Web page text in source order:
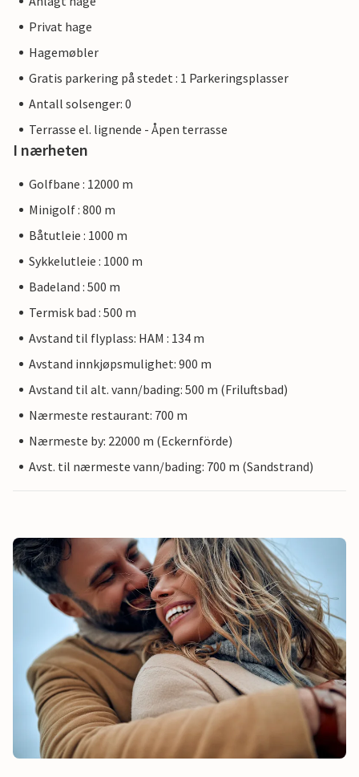
Privat hage
Hagemøbler
Gratis parkering på stedet : 1 Parkeringsplasser
Antall solsenger: 0
Terrasse el. lignende - Åpen terrasse
I nærheten
Golfbane : 12000 m
Minigolf : 800 m
Båtutleie : 1000 m
Sykkelutleie : 1000 m
Badeland : 500 m
Termisk bad : 500 m
Avstand til flyplass: HAM : 134 m
Avstand innkjøpsmulighet: 900 m
Avstand til alt. vann/bading: 500 m (Friluftsbad)
Nærmeste restaurant: 700 m
Nærmeste by: 22000 m (Eckernförde)
Avst. til nærmeste vann/bading: 700 m (Sandstrand)